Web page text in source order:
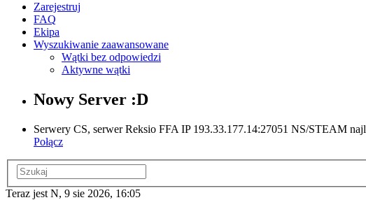
Zarejestruj
FAQ
Ekipa
Wyszukiwanie zaawansowane
Wątki bez odpowiedzi
Aktywne wątki
Nowy Server :D
Serwery CS, serwer Reksio FFA IP 193.33.177.14:27051 NS/STEAM
Połącz
Teraz jest N, 9 sie 2026, 16:05